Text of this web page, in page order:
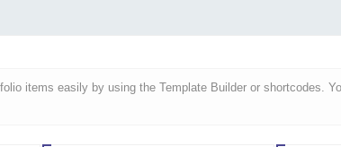
items easily by using the Template Builder or shortcodes.